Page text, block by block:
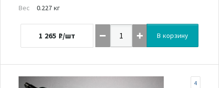
Вес
0.227 кг
1 265 ₽/шт В корзину
4